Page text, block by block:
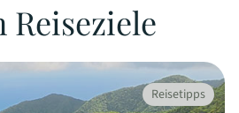
Reiseziele
Reisetipps